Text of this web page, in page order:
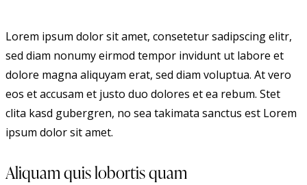
Lorem ipsum dolor sit amet, consetetur sadipscing elitr,
sed diam nonumy eirmod tempor invidunt ut labore et
dolore magna aliquyam erat, sed diam voluptua. At vero
eos et accusam et justo duo dolores et ea rebum. Stet
clita kasd gubergren, no sea takimata sanctus est Lorem
ipsum dolor sit amet.
Aliquam quis lobortis quam